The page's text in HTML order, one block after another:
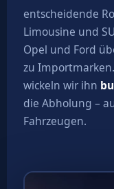
entscheidende
Limousine und
Opel und Ford
zu
wickeln wir ihn
die Abholung –
Fahrzeugen.